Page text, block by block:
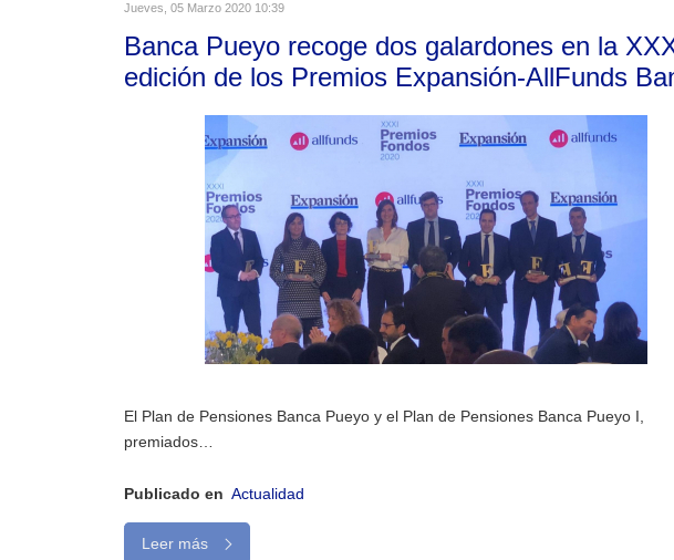
Jueves, 05 Marzo 2020 10:39
Banca Pueyo recoge dos galardones en la
edición de los Premios Expansión-AllFunds
El Plan de Pensiones Banca Pueyo y el Plan de Pensiones Banca Pueyo I,
premiados…
Publicado en Actualidad
Leer más